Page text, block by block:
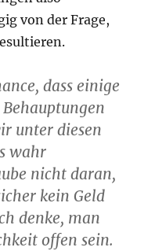
von der Frage,
dass einige
unter diesen
wahr
nicht daran,
kein Geld
denke, man
offen sein.